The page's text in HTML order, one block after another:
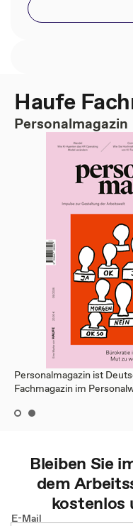
Haufe
Personalmagazin
Personalmagazin ist
Fachmagazin im
Bleiben Sie
dem
kostenlos
E-Mail